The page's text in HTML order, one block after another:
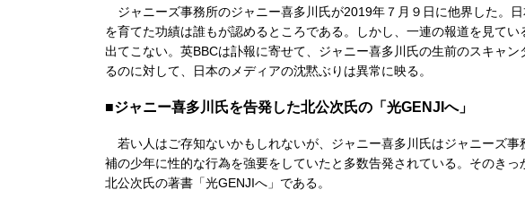
ジャニーズ事務所のジャニー喜多川氏が2019年７月９日に他界した。
を育てた功績は誰もが認めるところである。しかし、一連の報道を見てい
出てこない。英BBCは訃報に寄せて、ジャニー喜多川氏の生前のスキャ
るのに対して、日本のメディアの沈黙ぶりは異常に映る。
■ジャニー喜多川氏を告発した北公次氏の「光GENJIへ」
若い人はご存知ないかもしれないが、ジャニー喜多川氏はジャニーズ
補の少年に性的な行為を強要をしていたと多数告発されている。そのき
北公次氏の著書「光GENJIへ」である。